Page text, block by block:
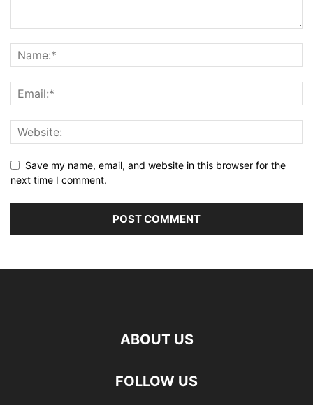
Save my name, email, and website in this browser for the
next time I comment.
ABOUT US
FOLLOW US